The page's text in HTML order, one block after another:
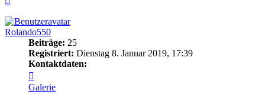
Rolando550
Beiträge: 25
Registriert: Dienstag 8. Januar 2019, 17:39
Kontaktdaten:
von
Rolando550
Galerie